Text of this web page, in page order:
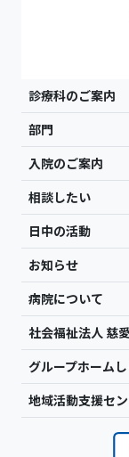
診療科のご案内
部門
入院のご案内
相談したい
日中の活動
お知らせ
病院について
社会福祉法人 慈
グループホーム
地域活動支援セ